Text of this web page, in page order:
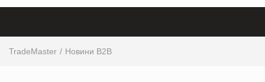
TradeMaster Новини B2B